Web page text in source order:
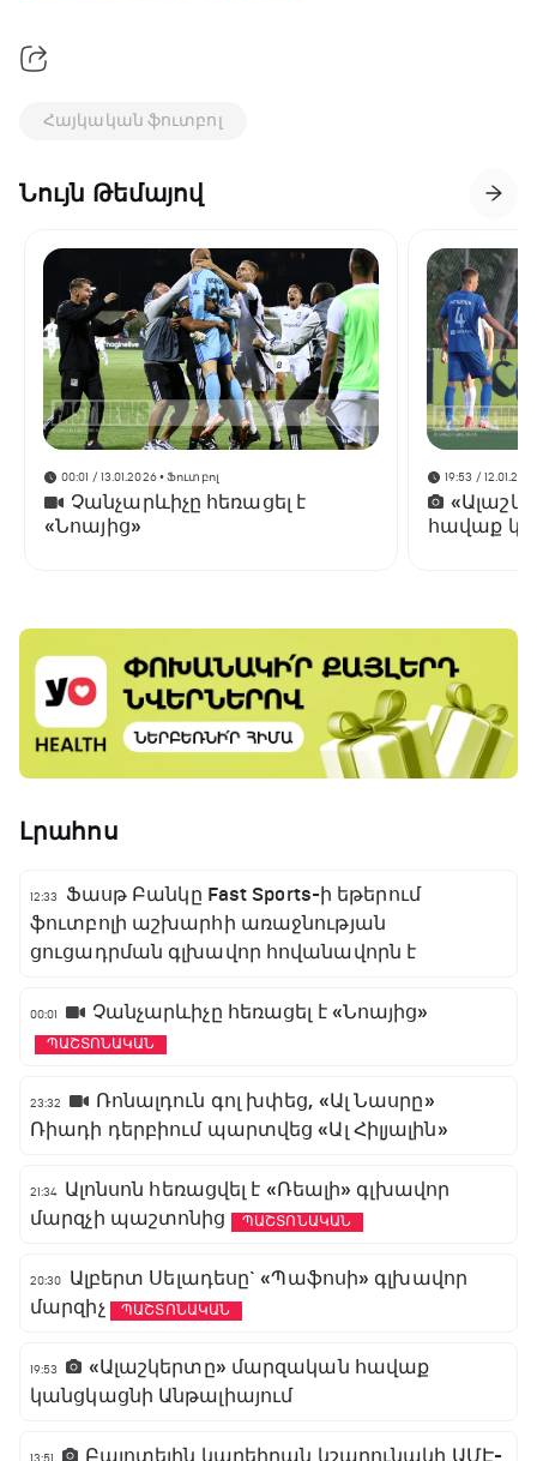
Հայկական ֆուտբոլ
Նույն Թեմայով
00:01 / 13.01.2026• Ֆուտբոլ
Չանչարևիչը հեռացել է
«Նոայից»
19:53 /
հավաք
Լրահոս
12:33
Ֆասթ Բանկը Fast Sports-ի եթերում
ֆուտբոլի աշխարհի առաջնության
ցուցադրման գլխավոր հովանավորն է
00:01 Չանչարևիչը հեռացել է «Նոայից»
ՊԱՇՏՈՆԱԿԱՆ
23:32
Ռոնալդուն գոլ խփեց, «Ալ Նասրը»
Ռիադի դերբիում պարտվեց «Ալ Հիլյալին»
21:34 Ալոնսոն հեռացվել է «Ռեալի» գլխավոր
մարզչի պաշտոնից
ՊԱՇՏՈՆԱԿԱՆ
20:30
Ալբերտ Սելադեսը` «Պաֆոսի» գլխավոր
մարզիչ
ՊԱՇՏՈՆԱԿԱՆ
19:53
«Ալաշկերտը» մարզական հավաք
կանցկացնի Անթալիայում